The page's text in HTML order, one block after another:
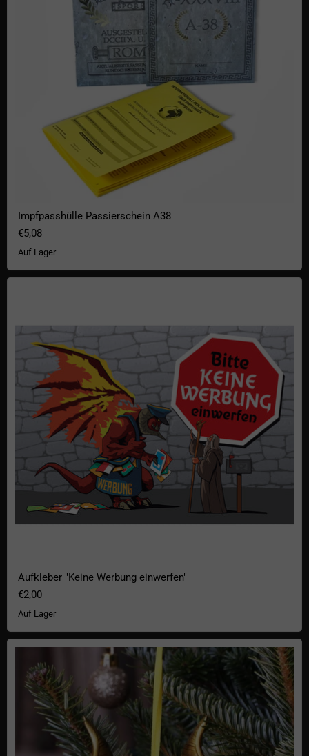
Impfpasshülle Passierschein A38
€5,08
Auf Lager
Aufkleber "Keine Werbung einwerfen"
€2,00
Auf Lager
Harry Potter Christbaumschmuck